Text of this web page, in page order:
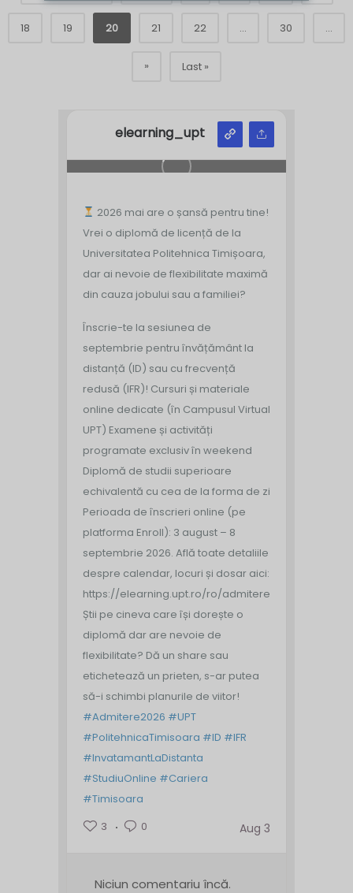
18 19 20 21 22 ... 30 ...
» Last »
elearning_upt
2026 mai are o șansă pentru tine!
Vrei o diplomă de licență de la
Universitatea Politehnica Timișoara,
dar ai nevoie de flexibilitate maximă
din cauza jobului sau a familiei?
Înscrie-te la sesiunea de
septembrie pentru învățământ la
distanță (ID) sau cu frecvență
redusă (IFR)! Cursuri și materiale
online dedicate (în Campusul Virtual
UPT) Examene și activități
programate exclusiv în weekend
Diplomă de studii superioare
echivalentă cu cea de la forma de zi
Perioada de înscrieri online (pe
platforma Enroll): 3 august – 8
septembrie 2026. Află toate detaliile
despre calendar, locuri și dosar aici:
https://elearning.upt.ro/ro/admitere/
Știi pe cineva care își dorește o
diplomă dar are nevoie de
flexibilitate? Dă un share sau
etichetează un prieten, s-ar putea
să-i schimbi planurile de viitor!
#Admitere2026 #UPT
#PolitehnicaTimisoara #ID #IFR
#InvatamantLaDistanta
#StudiuOnline #Cariera
#Timisoara
3
0 Aug 3
Niciun comentariu încă.